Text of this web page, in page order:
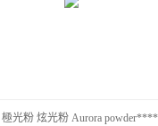
極光粉 炫光粉 Aurora